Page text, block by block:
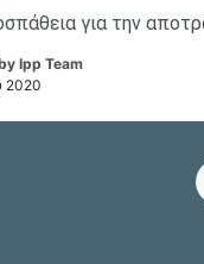
για την
δεν μπορεί να
Ipp Team
2020